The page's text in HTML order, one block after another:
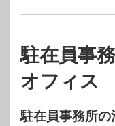
駐在員事
オフィス
駐在員事務所の